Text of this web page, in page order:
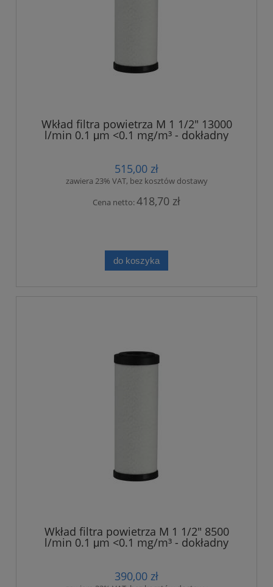
Wkład filtra powietrza M 1 1/2" 13000
l/min 0.1 μm <0.1 mg/m³ - dokładny
515,00 zł
zawiera 23% VAT, bez kosztów dostawy
Cena netto:418,70 zł
do koszyka
Wkład filtra powietrza M 1 1/2" 8500
l/min 0.1 μm <0.1 mg/m³ - dokładny
390,00 zł